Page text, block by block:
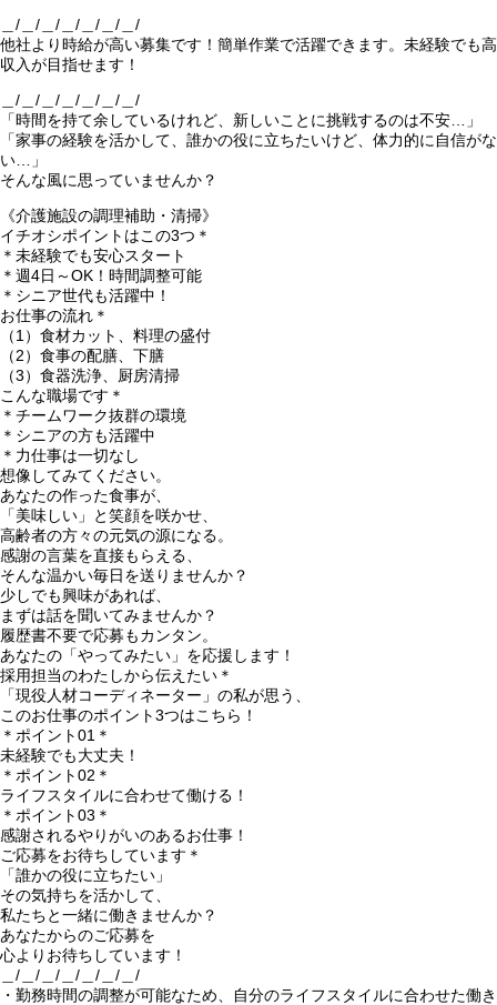
＿/＿/＿/＿/＿/＿/＿/
他社より時給が高い募集です！簡単作業で活躍できます。未経験でも高
収入が目指せます！
＿/＿/＿/＿/＿/＿/＿/
「時間を持て余しているけれど、新しいことに挑戦するのは不安…」
「家事の経験を活かして、誰かの役に立ちたいけど、体力的に自信がな
い…」
そんな風に思っていませんか？
《介護施設の調理補助・清掃》
イチオシポイントはこの3つ＊
＊未経験でも安心スタート
＊週4日～OK！時間調整可能
＊シニア世代も活躍中！
お仕事の流れ＊
（1）食材カット、料理の盛付
（2）食事の配膳、下膳
（3）食器洗浄、厨房清掃
こんな職場です＊
＊チームワーク抜群の環境
＊シニアの方も活躍中
＊力仕事は一切なし
想像してみてください。
あなたの作った食事が、
「美味しい」と笑顔を咲かせ、
高齢者の方々の元気の源になる。
感謝の言葉を直接もらえる、
そんな温かい毎日を送りませんか？
少しでも興味があれば、
まずは話を聞いてみませんか？
履歴書不要で応募もカンタン。
あなたの「やってみたい」を応援します！
採用担当のわたしから伝えたい＊
「現役人材コーディネーター」の私が思う、
このお仕事のポイント3つはこちら！
＊ポイント01＊
未経験でも大丈夫！
＊ポイント02＊
ライフスタイルに合わせて働ける！
＊ポイント03＊
感謝されるやりがいのあるお仕事！
ご応募をお待ちしています＊
「誰かの役に立ちたい」
その気持ちを活かして、
私たちと一緒に働きませんか？
あなたからのご応募を
心よりお待ちしています！
＿/＿/＿/＿/＿/＿/＿/
・勤務時間の調整が可能なため、自分のライフスタイルに合わせた働き